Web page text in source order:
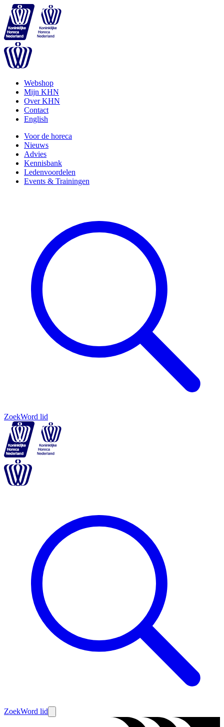
Webshop
Mijn KHN
Over KHN
Contact
English
Voor de horeca
Nieuws
Advies
Kennisbank
Ledenvoordelen
Events & Trainingen
ZoekWord lid
ZoekWord lid